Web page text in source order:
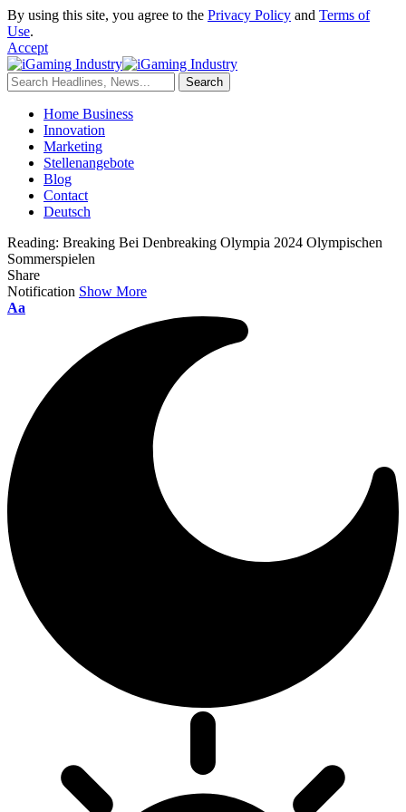
By using this site, you agree to the Privacy Policy and Terms of
Use.
Accept
Home Business
Innovation
Marketing
Stellenangebote
Blog
Contact
Deutsch
Reading: Breaking Bei Denbreaking Olympia 2024 Olympischen
Sommerspielen
Share
Notification Show More
Aa